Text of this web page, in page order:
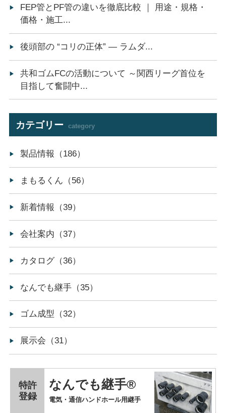
FEP管とPF管の違いを徹底比較 ｜ 用途・規格・
価格・施工...
後頭部の “コリの正体” ― ラムダ...
共和ゴムFCの活動について ～関西リーグ首位を
目指して奮闘中...
カテゴリー category
製品情報（186）
まもるくん（56）
新着情報（39）
会社案内（37）
カタログ（36）
なんでも継手（35）
ゴム成型（32）
展示会（31）
なんでも継手®
特許
登録
電気・通信ハンドホール用継手